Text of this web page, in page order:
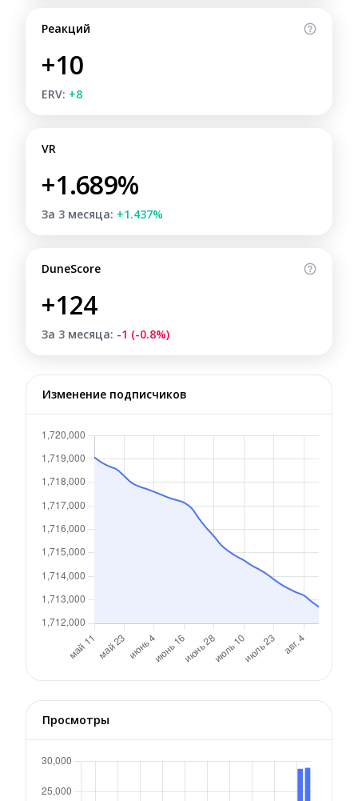
Реакций
+10
ERV: +8
VR
+1.689%
За 3 месяца: +1.437%
DuneScore
+124
За 3 месяца: -1 (-0.8%)
Изменение подписчиков
Просмотры